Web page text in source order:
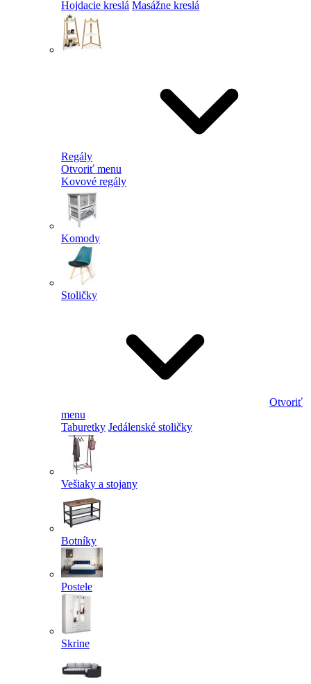
Hojdacie kreslá Masážne kreslá
Regály
Otvoriť menu
Kovové regály
Komody
Stoličky
Otvoriť
menu
Taburetky Jedálenské stoličky
Vešiaky a stojany
Botníky
Postele
Skrine